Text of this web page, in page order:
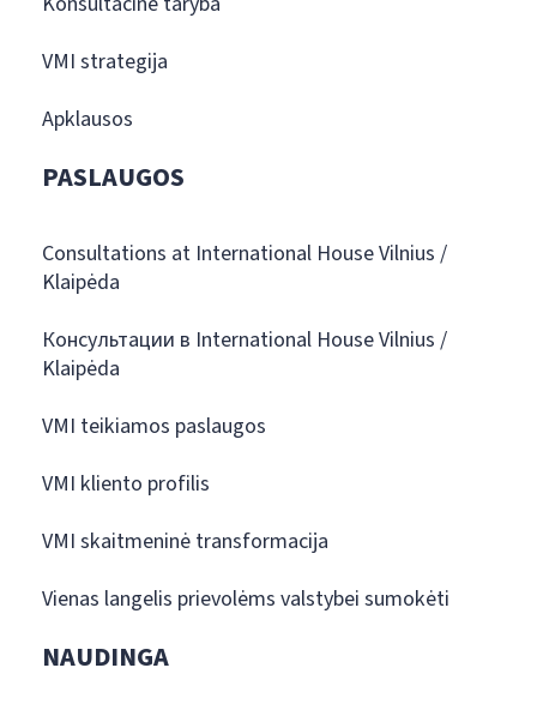
VMI strategija
Apklausos
PASLAUGOS
Consultations at International House Vilnius /
Klaipėda
Консультации в International House Vilnius /
Klaipėda
VMI teikiamos paslaugos
VMI kliento profilis
VMI skaitmeninė transformacija
Vienas langelis prievolėms valstybei sumokėti
NAUDINGA